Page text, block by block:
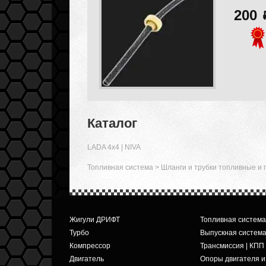
200
Каталог
LADA 4x4 | NIVA
Топливная система > Шланги и трубки топливные
Жигули ДРИФТ
Турбо
Компрессор
Двигатель
Топливная система
Выпускная система
Трансмиссия | КПП
Опоры двигателя